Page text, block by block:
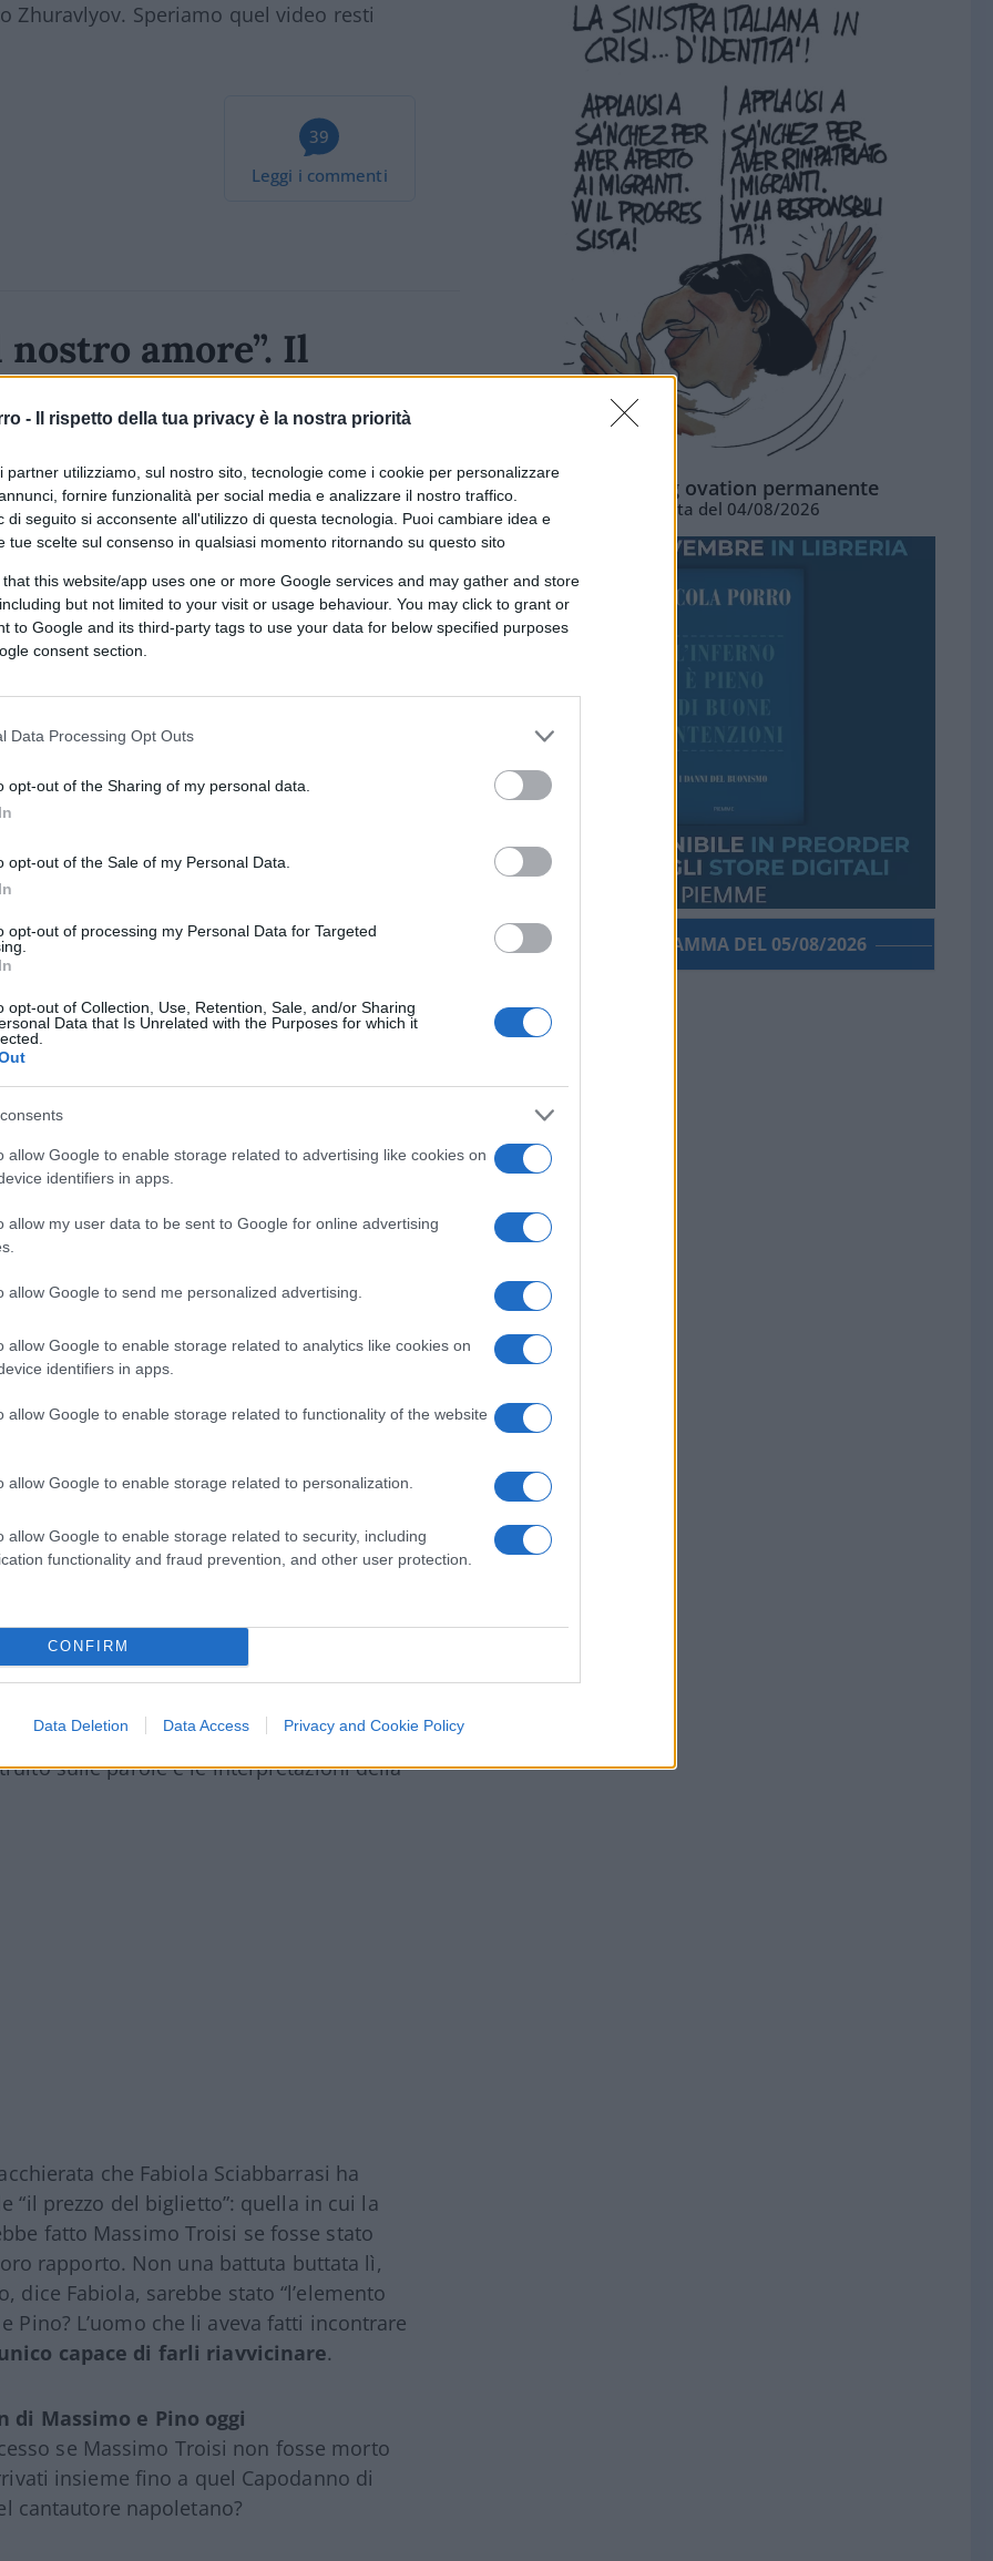
- Il rispetto della tua privacy è la nostra priorità
partner utilizziamo, sul nostro sito, tecnologie come i cookie per personalizzare
fornire funzionalità per social media e analizzare il nostro traffico.
di seguito si acconsente all'utilizzo di questa tecnologia. Puoi cambiare idea e
tue scelte sul consenso in qualsiasi momento ritornando su questo sito
that this website/app uses one or more Google services and may gather and store
but not limited to your visit or usage behaviour. You may click to grant or
to Google and its third-party tags to use your data for below specified purposes
consent section.
Data Processing Opt Outs
opt-out of the Sharing of my personal data.
opt-out of the Sale of my Personal Data.
opt-out of processing my Personal Data for Targeted
opt-out of Collection, Use, Retention, Sale, and/or Sharing
Data that Is Unrelated with the Purposes for which it
allow Google to enable storage related to advertising like cookies on
identifiers in apps.
allow my user data to be sent to Google for online advertising
allow Google to send me personalized advertising.
allow Google to enable storage related to analytics like cookies on
identifiers in apps.
allow Google to enable storage related to functionality of the website
allow Google to enable storage related to personalization.
allow Google to enable storage related to security, including
functionality and fraud prevention, and other user protection.
CONFIRM
Data Deletion Data Access Privacy and Cookie Policy
Zhuravlyov. Speriamo quel video resti
39
Leggi i commenti
amore”. Il
Pino Daniele
dell’attore e il messaggio d’amore
1.4kVisualizzazioni 0commenti
quale ha ripercorso la sua storia con il
nel gennaio 2015. Pochi giorni
televisiva. Che cosa aveva cantato e
su un altro protagonista di quella
indirettamente, degli anni a venire
di Troisi come
di Pino— che nasce l’esercizio che
sulle parole e le interpretazioni della
che Fabiola Sciabbarrasi ha
“il prezzo del biglietto”: quella in cui la
fatto Massimo Troisi se fosse stato
rapporto. Non una battuta buttata lì,
dice Fabiola, sarebbe stato “l’elemento
L’uomo che li aveva fatti incontrare
capace di farli riavvicinare.
di Massimo e Pino oggi
se Massimo Troisi non fosse morto
insieme fino a quel Capodanno di
cantautore napoletano?
La standing ovation permanente
Vignetta del 04/08/2026
PORROGRAMMA DEL 05/08/2026